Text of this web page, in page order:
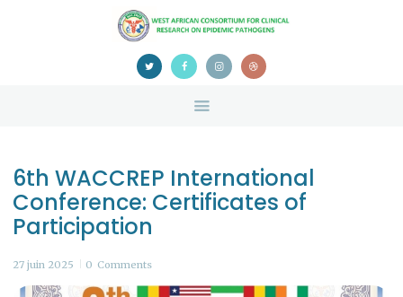
HOME
ABOUT US
CONFERENCE
CERTIFICATION
6th WACCREP International
Conference: Certificates of
Participation
27 juin 2025 0 Comments